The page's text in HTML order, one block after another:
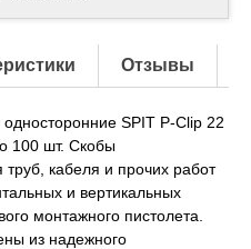
Отзывы
SPIT P-Clip 22
100 шт. Скобы
кабеля и прочих работ
и вертикальных
монтажного пистолета.
из надежного